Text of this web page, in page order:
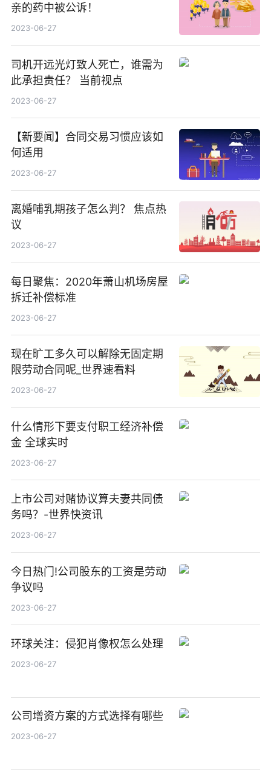
亲的药中被公诉！
2023-06-27
司机开远光灯致人死亡，谁需为
此承担责任？ 当前视点
2023-06-27
【新要闻】合同交易习惯应该如
何适用
2023-06-27
离婚哺乳期孩子怎么判？ 焦点热
议
2023-06-27
每日聚焦：2020年萧山机场房屋
拆迁补偿标准
2023-06-27
现在旷工多久可以解除无固定期
限劳动合同呢_世界速看料
2023-06-27
什么情形下要支付职工经济补偿
金 全球实时
2023-06-27
上市公司对赌协议算夫妻共同债
务吗？-世界快资讯
2023-06-27
今日热门!公司股东的工资是劳动
争议吗
2023-06-27
环球关注：侵犯肖像权怎么处理
2023-06-27
公司增资方案的方式选择有哪些
2023-06-27